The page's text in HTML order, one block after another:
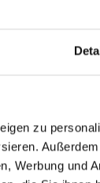
zu
Werbung und